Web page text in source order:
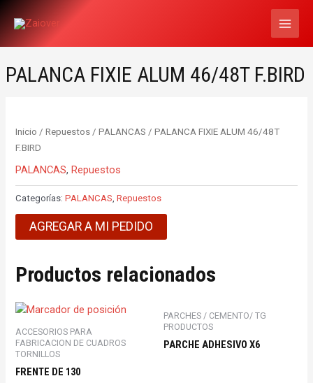
PALANCA FIXIE ALUM 46/48T F.BIRD
Inicio /Repuestos /PALANCAS / PALANCA FIXIE ALUM 46/48T
F.BIRD
PALANCAS,Repuestos
Categorías:PALANCAS,Repuestos
AGREGAR A MI PEDIDO
Productos relacionados
ACCESORIOS PARA
FABRICACION DE CUADROS
TORNILLOS
FRENTE DE 130
PARCHES / CEMENTO/ TG
PRODUCTOS
PARCHE ADHESIVO X6